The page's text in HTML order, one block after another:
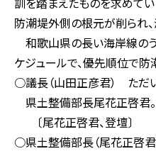
防潮堤外側の根元が削られ
和歌山県の長い海岸線のう
ケジュールで、優先順位で防
○議長（山田正彦君） ただ
県土整備部長尾花正啓君。
〔尾花正啓君、登壇〕
○県土整備部長（尾花正啓君